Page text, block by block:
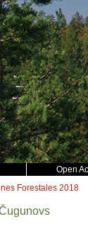
Open
Forestales 2018